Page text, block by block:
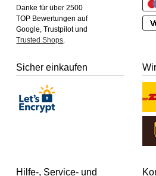
Danke für über 2500
TOP Bewertungen auf
Google, Trustpilot und
Trusted Shops.
Sicher einkaufen
Hilfe-, Service- und